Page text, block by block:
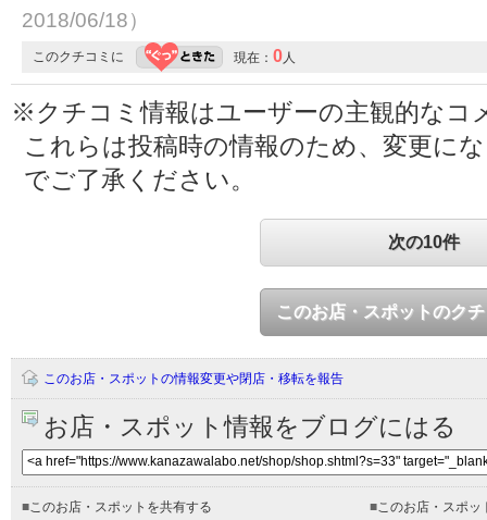
2018/06/18）
このクチコミに 現在： 0人
※クチコミ情報はユーザーの主観的なコ
これらは投稿時の情報のため、変更に
でご了承ください。
次の10件
このお店・スポットのク
このお店・スポットの情報変更や閉店・移転を報告
お店・スポット情報をブログにはる
■このお店・スポットを共有する ■このお店・スポッ